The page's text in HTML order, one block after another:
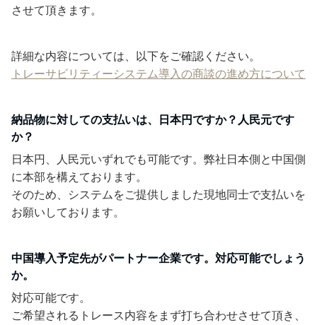
させて頂きます。
詳細な内容については、以下をご確認ください。
トレーサビリティーシステム導入の商談の進め方について
納品物に対しての支払いは、日本円ですか？人民元です
か？
日本円、人民元いずれでも可能です。弊社日本側と中国側
に本部を構えております。
そのため、システムをご提供しました現地同士で支払いを
お願いしております。
中国導入予定先がパートナー企業です。対応可能でしょう
か。
対応可能です。
ご希望されるトレース内容をまず打ち合わせさせて頂き、